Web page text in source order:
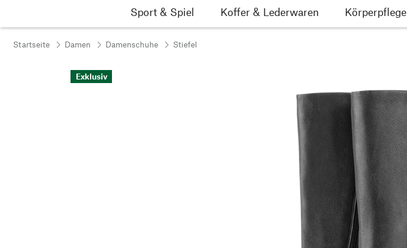
Sport & Spiel
Koffer & Lederwaren Körperpflege
Startseite Damen Damenschuhe Stiefel
Exklusiv